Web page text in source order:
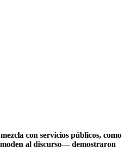
con servicios públicos, como
al discurso— demostraron